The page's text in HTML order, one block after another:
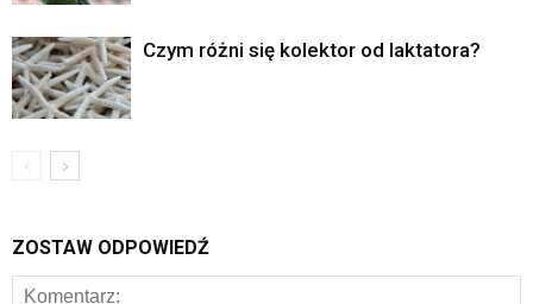
Czym różni się kolektor od laktatora?
ZOSTAW ODPOWIEDŹ